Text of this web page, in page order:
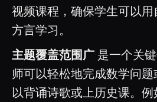
视频课程，确保学生可以
方言学习。
主题覆盖范围广 是一个关
师可以轻松地完成数学问
以背诵诗歌或上历史课。